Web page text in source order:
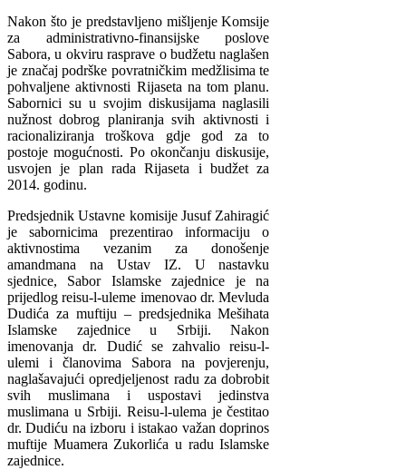
Nakon što je predstavljeno mišljenje Komsije
za administrativno-finansijske poslove
Sabora, u okviru rasprave o budžetu naglašen
je značaj podrške povratničkim medžlisima te
pohvaljene aktivnosti Rijaseta na tom planu.
Sabornici su u svojim diskusijama naglasili
nužnost dobrog planiranja svih aktivnosti i
racionaliziranja troškova gdje god za to
postoje mogućnosti. Po okončanju diskusije,
usvojen je plan rada Rijaseta i budžet za
2014. godinu.
Predsjednik Ustavne komisije Jusuf Zahiragić
je sabornicima prezentirao informaciju o
aktivnostima vezanim za donošenje
amandmana na Ustav IZ. U nastavku
sjednice, Sabor Islamske zajednice je na
prijedlog reisu-l-uleme imenovao dr. Mevluda
Dudića za muftiju – predsjednika Mešihata
Islamske zajednice u Srbiji. Nakon
imenovanja dr. Dudić se zahvalio reisu-l-
ulemi i članovima Sabora na povjerenju,
naglašavajući opredjeljenost radu za dobrobit
svih muslimana i uspostavi jedinstva
muslimana u Srbiji. Reisu-l-ulema je čestitao
dr. Dudiću na izboru i istakao važan doprinos
muftije Muamera Zukorlića u radu Islamske
zajednice.